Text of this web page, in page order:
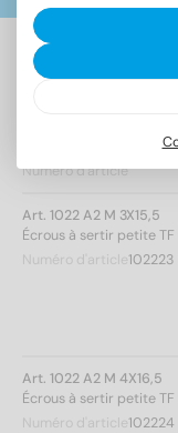
Numéro d'article
Art. 1022 A2 M 3X15,5
Écrous à sertir petite
Numéro d'article 102223
Art. 1022 A2 M 4X16,5
Écrous à sertir petite
Numéro d'article 102224